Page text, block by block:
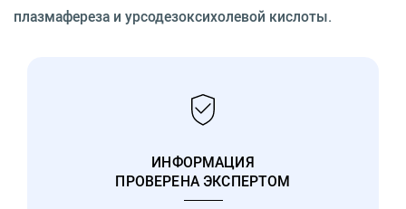
плазмафереза и урсодезоксихолевой кислоты.
ИНФОРМАЦИЯ
ПРОВЕРЕНА ЭКСПЕРТОМ